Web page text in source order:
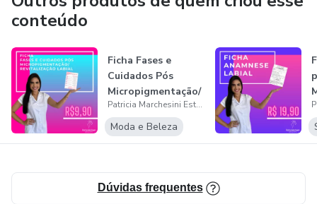
conteúdo
Ficha Fases e
Cuidados Pós
Micropigmentação/
Revitalização L... Patricia Marchesini Estetica
Moda e Beleza
Dúvidas frequentes